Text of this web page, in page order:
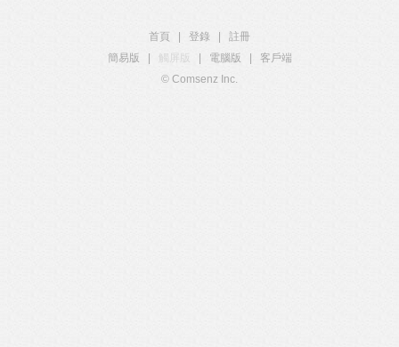
首頁 登錄
註冊
簡易版
觸屏版 電腦版
客戶端
© Comsenz Inc.